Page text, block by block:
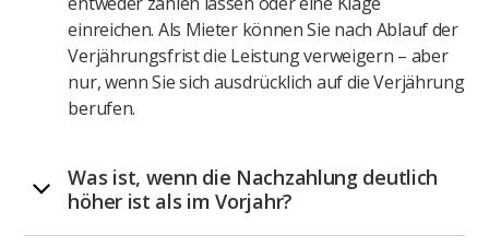
einreichen. Als Mieter können Sie nach Ablauf der
Verjährungsfrist die Leistung verweigern – aber
nur, wenn Sie sich ausdrücklich auf die Verjährung
berufen.
Was ist, wenn die Nachzahlung deutlich
höher ist als im Vorjahr?